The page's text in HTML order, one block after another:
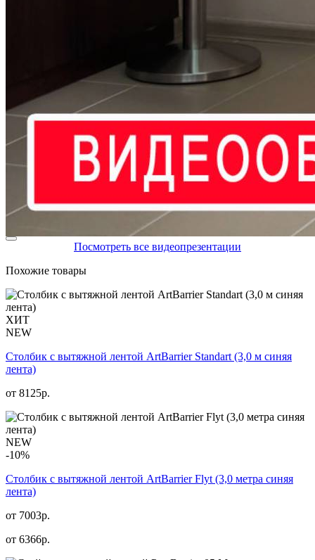
Посмотреть все видеопрезентации
Похожие товары
ХИТ
NEW
Столбик с вытяжной лентой ArtBarrier Standart (3,0 м синяя
лента)
от 8125р.
NEW
-10%
Столбик с вытяжной лентой ArtBarrier Flyt (3,0 метра синяя
лента)
от 7003р.
от 6366р.